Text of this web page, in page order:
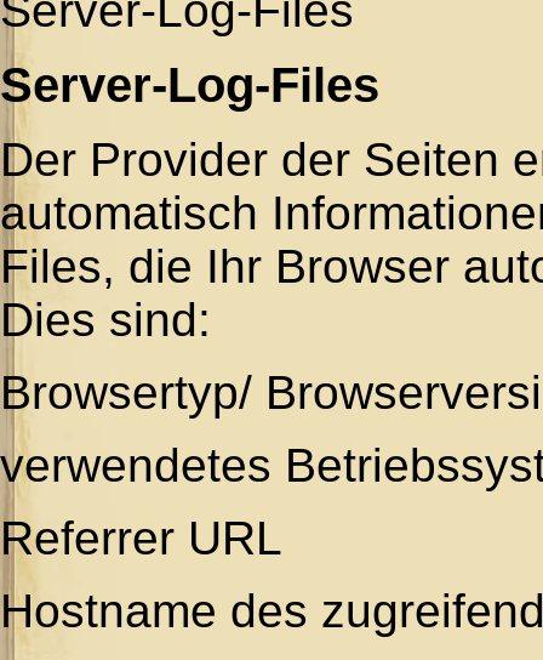
Server-Log-Files
Server-Log-Files
Der Provider der Seiten
automatisch
Files, die Ihr Browser
Dies sind:
Browsertyp/
verwendetes
Referrer URL
Hostname des